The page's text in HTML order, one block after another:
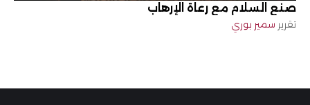
صنع السلام مع رعاة الإرهاب
تقرير سمير بوري